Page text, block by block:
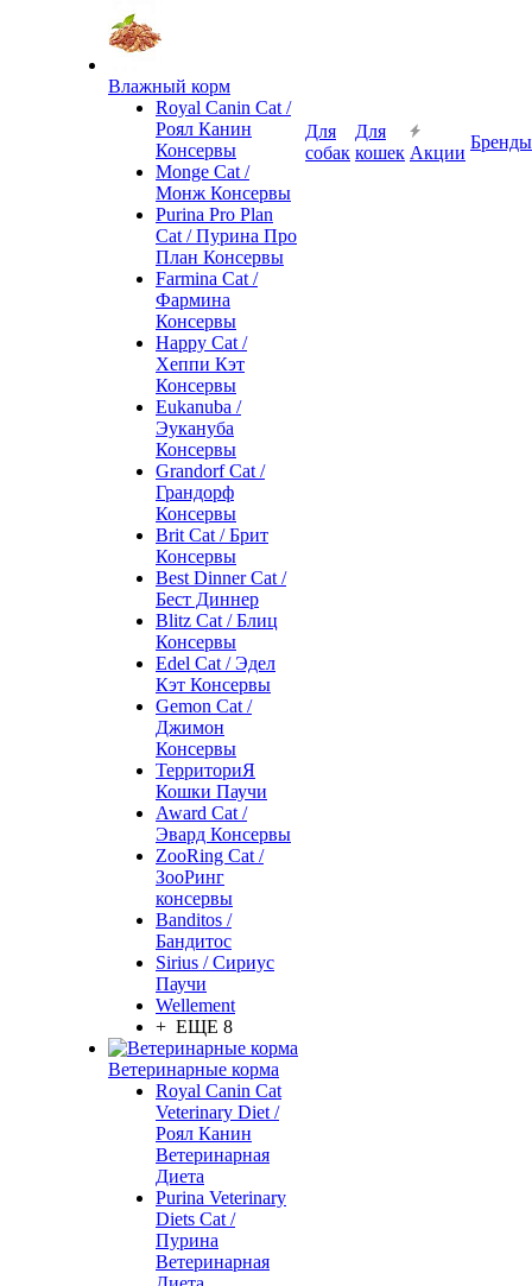
Влажный корм
Royal Canin Cat /
Роял Канин
Консервы
Monge Cat /
Монж Консервы
Purina Pro Plan
Cat / Пурина Про
План Консервы
Farmina Cat /
Фармина
Консервы
Happy Cat /
Хеппи Кэт
Консервы
Eukanuba /
Эукануба
Консервы
Grandorf Cat /
Грандорф
Консервы
Brit Cat / Брит
Консервы
Best Dinner Cat /
Бест Диннер
Blitz Cat / Блиц
Консервы
Edel Cat / Эдел
Кэт Консервы
Gemon Cat /
Джимон
Консервы
ТерриториЯ
Кошки Паучи
Award Cat /
Эвард Консервы
ZooRing Cat /
ЗооРинг
консервы
Banditos /
Бандитос
Sirius / Сириус
Паучи
Wellement
+ ЕЩЕ 8
Ветеринарные корма
Royal Canin Cat
Veterinary Diet /
Роял Канин
Ветеринарная
Диета
Purina Veterinary
Diets Cat /
Пурина
Ветеринарная
Для
собак
Для
кошек Акции
Бренды